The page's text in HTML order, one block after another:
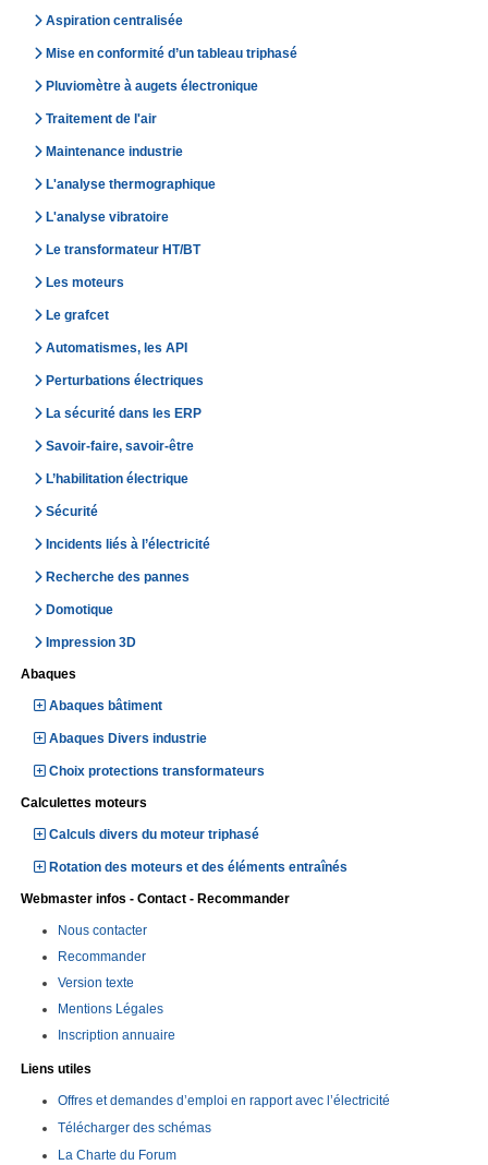
Aspiration centralisée
Mise en conformité d’un tableau triphasé
Pluviomètre à augets électronique
Traitement de l'air
Maintenance industrie
L'analyse thermographique
L'analyse vibratoire
Le transformateur HT/BT
Les moteurs
Le grafcet
Automatismes, les API
Perturbations électriques
La sécurité dans les ERP
Savoir-faire, savoir-être
L’habilitation électrique
Sécurité
Incidents liés à l’électricité
Recherche des pannes
Domotique
Impression 3D
Abaques
Abaques bâtiment
Abaques Divers industrie
Choix protections transformateurs
Calculettes moteurs
Calculs divers du moteur triphasé
Rotation des moteurs et des éléments entraînés
Webmaster infos - Contact - Recommander
Nous contacter
Recommander
Version texte
Mentions Légales
Inscription annuaire
Liens utiles
Offres et demandes d’emploi en rapport avec l’électricité
Télécharger des schémas
La Charte du Forum